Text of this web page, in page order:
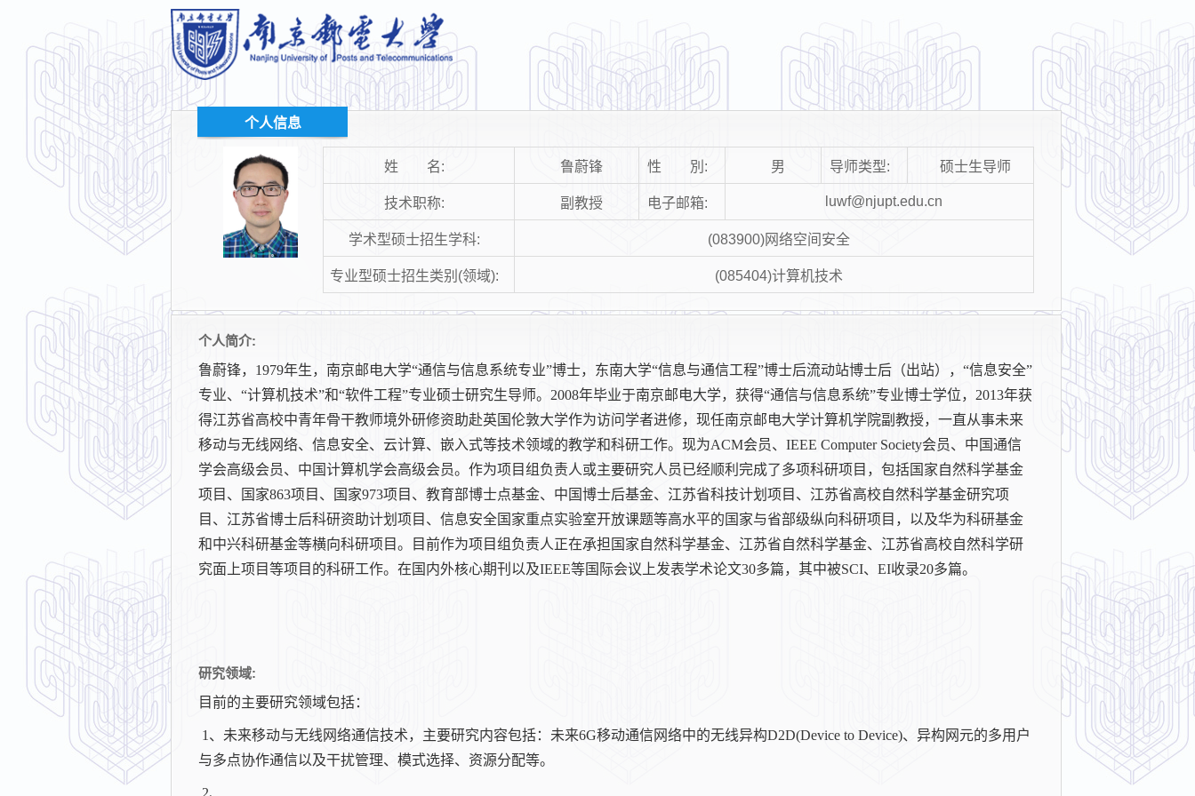
个人信息
姓 名: 鲁蔚锋 性 別: 男 导师类型: 硕士生导师
技术职称: 副教授 电子邮箱: luwf@njupt.edu.cn
学术型硕士招生学科: (083900)网络空间安全
专业型硕士招生类别(领域): (085404)计算机技术
个人简介:
鲁蔚锋，1979年生，南京邮电大学“通信与信息系统专业”博士，东南大学“信息与通信工程”博士后流动站博士后（出站），“信息安全”
专业、“计算机技术”和“软件工程”专业硕士研究生导师。2008年毕业于南京邮电大学，获得“通信与信息系统”专业博士学位，2013年获
得江苏省高校中青年骨干教师境外研修资助赴英国伦敦大学作为访问学者进修，现任南京邮电大学计算机学院副教授，一直从事未来
移动与无线网络、信息安全、云计算、嵌入式等技术领域的教学和科研工作。现为ACM会员、IEEE Computer Society会员、中国通信
学会高级会员、中国计算机学会高级会员。作为项目组负责人或主要研究人员已经顺利完成了多项科研项目，包括国家自然科学基金
项目、国家863项目、国家973项目、教育部博士点基金、中国博士后基金、江苏省科技计划项目、江苏省高校自然科学基金研究项
目、江苏省博士后科研资助计划项目、信息安全国家重点实验室开放课题等高水平的国家与省部级纵向科研项目，以及华为科研基金
和中兴科研基金等横向科研项目。目前作为项目组负责人正在承担国家自然科学基金、江苏省自然科学基金、江苏省高校自然科学研
究面上项目等项目的科研工作。在国内外核心期刊以及IEEE等国际会议上发表学术论文30多篇，其中被SCI、EI收录20多篇。
研究领域:
目前的主要研究领域包括：
1、未来移动与无线网络通信技术，主要研究内容包括：未来6G移动通信网络中的无线异构D2D(Device to Device)、异构网元的多用户
与多点协作通信以及干扰管理、模式选择、资源分配等。
2、